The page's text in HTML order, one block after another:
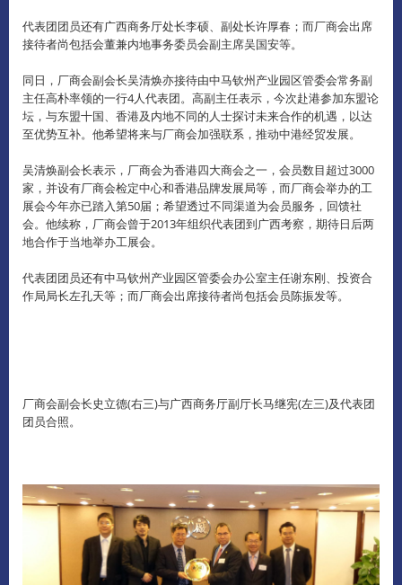
代表团团员还有广西商务厅处长李硕、副处长许厚春；而厂商会出席
接待者尚包括会董兼内地事务委员会副主席吴国安等。
同日，厂商会副会长吴清焕亦接待由中马钦州产业园区管委会常务副
主任高朴率领的一行4人代表团。 高副主任表示，今次赴港参加东盟论
坛，与东盟十国、香港及内地不同的人士探讨未来合作的机遇，以达
至优势互补。 他希望将来与厂商会加强联系，推动中港经贸发展。
吴清焕副会长表示，厂商会为香港四大商会之一，会员数目超过3000
家，并设有厂商会检定中心和香港品牌发展局等，而厂商会举办的工
展会今年亦已踏入第50届；希望透过不同渠道为会员服务，回馈社
会。 他续称，厂商会曾于2013年组织代表团到广西考察，期待日后两
地合作于当地举办工展会。
代表团团员还有中马钦州产业园区管委会办公室主任谢东刚、投资合
作局局长左孔天等；而厂商会出席接待者尚包括会员陈振发等。
厂商会副会长史立德(右三)与广西商务厅副厅长马继宪(左三)及代表团
团员合照。